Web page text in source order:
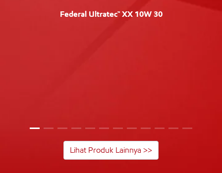
Federal Ultratec™ XX 10W 30
Lihat Produk Lainnya >>